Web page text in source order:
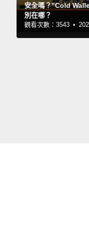
安全嗎？"Cold
別在哪？
觀看次數：3543 •